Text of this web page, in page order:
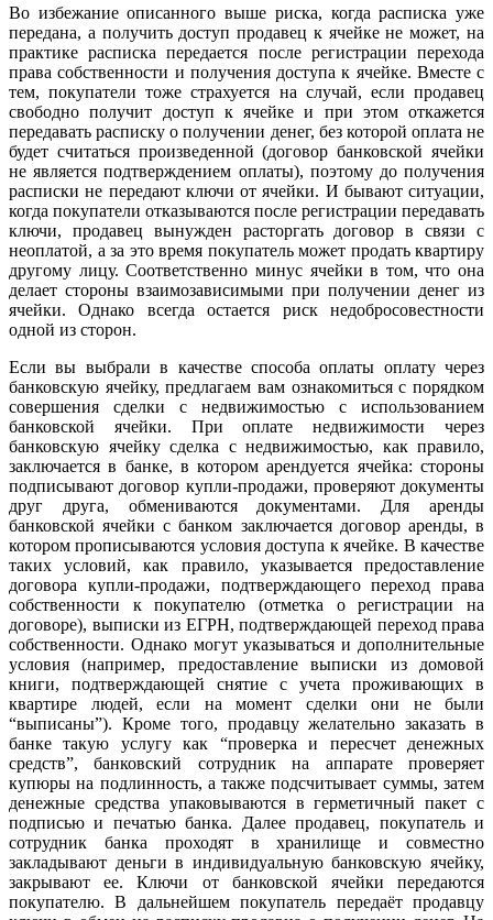
Во избежание описанного выше риска, когда расписка уже
передана, а получить доступ продавец к ячейке не может, на
практике расписка передается после регистрации перехода
права собственности и получения доступа к ячейке. Вместе с
тем, покупатели тоже страхуется на случай, если продавец
свободно получит доступ к ячейке и при этом откажется
передавать расписку о получении денег, без которой оплата не
будет считаться произведенной (договор банковской ячейки
не является подтверждением оплаты), поэтому до получения
расписки не передают ключи от ячейки. И бывают ситуации,
когда покупатели отказываются после регистрации передавать
ключи, продавец вынужден расторгать договор в связи с
неоплатой, а за это время покупатель может продать квартиру
другому лицу. Соответственно минус ячейки в том, что она
делает стороны взаимозависимыми при получении денег из
ячейки. Однако всегда остается риск недобросовестности
одной из сторон.
Если вы выбрали в качестве способа оплаты оплату через
банковскую ячейку, предлагаем вам ознакомиться с порядком
совершения сделки с недвижимостью с использованием
банковской ячейки. При оплате недвижимости через
банковскую ячейку сделка с недвижимостью, как правило,
заключается в банке, в котором арендуется ячейка: стороны
подписывают договор купли-продажи, проверяют документы
друг друга, обмениваются документами. Для аренды
банковской ячейки с банком заключается договор аренды, в
котором прописываются условия доступа к ячейке. В качестве
таких условий, как правило, указывается предоставление
договора купли-продажи, подтверждающего переход права
собственности к покупателю (отметка о регистрации на
договоре), выписки из ЕГРН, подтверждающей переход права
собственности. Однако могут указываться и дополнительные
условия (например, предоставление выписки из домовой
книги, подтверждающей снятие с учета проживающих в
квартире людей, если на момент сделки они не были
“выписаны”). Кроме того, продавцу желательно заказать в
банке такую услугу как “проверка и пересчет денежных
средств”, банковский сотрудник на аппарате проверяет
купюры на подлинность, а также подсчитывает суммы, затем
денежные средства упаковываются в герметичный пакет с
подписью и печатью банка. Далее продавец, покупатель и
сотрудник банка проходят в хранилище и совместно
закладывают деньги в индивидуальную банковскую ячейку,
закрывают ее. Ключи от банковской ячейки передаются
покупателю. В дальнейшем покупатель передаёт продавцу